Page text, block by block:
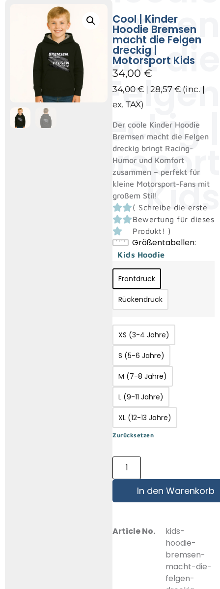
Bremsen
macht die
Felgen
dreckig |
Motorsport
Kids
Cool | Kinder
Hoodie Bremsen
macht die Felgen
dreckig |
Motorsport Kids
34,00€
34,00€ |28,57€ (inc. |
ex. TAX)
Der coole Kinder Hoodie
Bremsen macht die Felgen
dreckig bringt Racing-
Humor und Komfort
zusammen – perfekt für
kleine Motorsport-Fans mit
großem Stil!
( Schreibe die erste
Bewertung für dieses
Produkt! )
Größentabellen
Kids Hoodie
Frontdruck
Rückendruck
XS (3-4 Jahre)
S (5-6 Jahre)
M (7-8 Jahre)
L (9-11 Jahre)
XL (12-13 Jahre)
Zurücksetzen
In den Warenkorb
Article No.
kids-
hoodie-
bremsen-
macht-die-
felgen-